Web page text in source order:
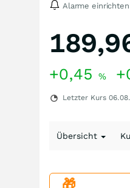
Alarme einrichten
+0,45 %
Letzter Kurs
Übersicht
🎁